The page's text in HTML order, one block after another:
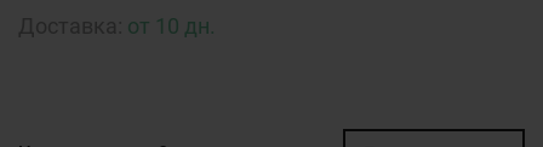
от 10 дн.